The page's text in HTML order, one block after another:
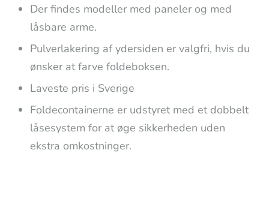
Der findes modeller med paneler og med
låsbare arme.
Pulverlakering af ydersiden er valgfri, hvis du
ønsker at farve foldeboksen.
Laveste pris i Sverige
Foldecontainerne er udstyret med et dobbelt
låsesystem for at øge sikkerheden uden
ekstra omkostninger.